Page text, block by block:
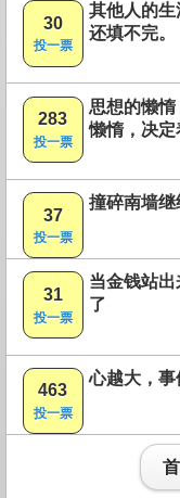
30
投一票
其他人的生
还填不完。
283
投一票
思想的懒
懒惰，决定
37
投一票
撞碎南墙继
31
投一票
当金钱站
了
463
投一票
心越大，事